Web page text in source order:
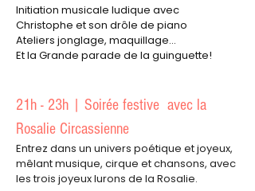
Initiation musicale ludique avec
Christophe et son drôle de piano
Ateliers jonglage, maquillage...
Et la Grande parade de la guinguette!
21h - 23h | Soirée festive  avec la
Rosalie Circassienne
Entrez dans un univers poétique et joyeux,
mêlant musique, cirque et chansons, avec
les trois joyeux lurons de la Rosalie.